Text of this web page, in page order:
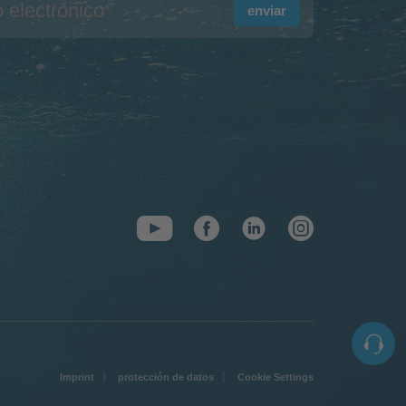
enviar
Imprint protección de datos Cookie Settings